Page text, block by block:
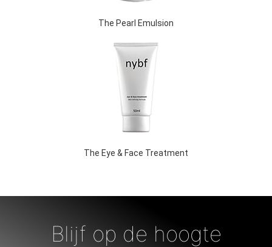
The Pearl Emulsion
The Eye & Face Treatment
Blijf op de hoogte